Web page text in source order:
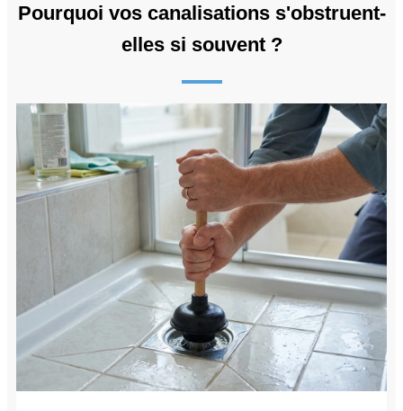
Pourquoi vos canalisations s'obstruent-
elles si souvent ?